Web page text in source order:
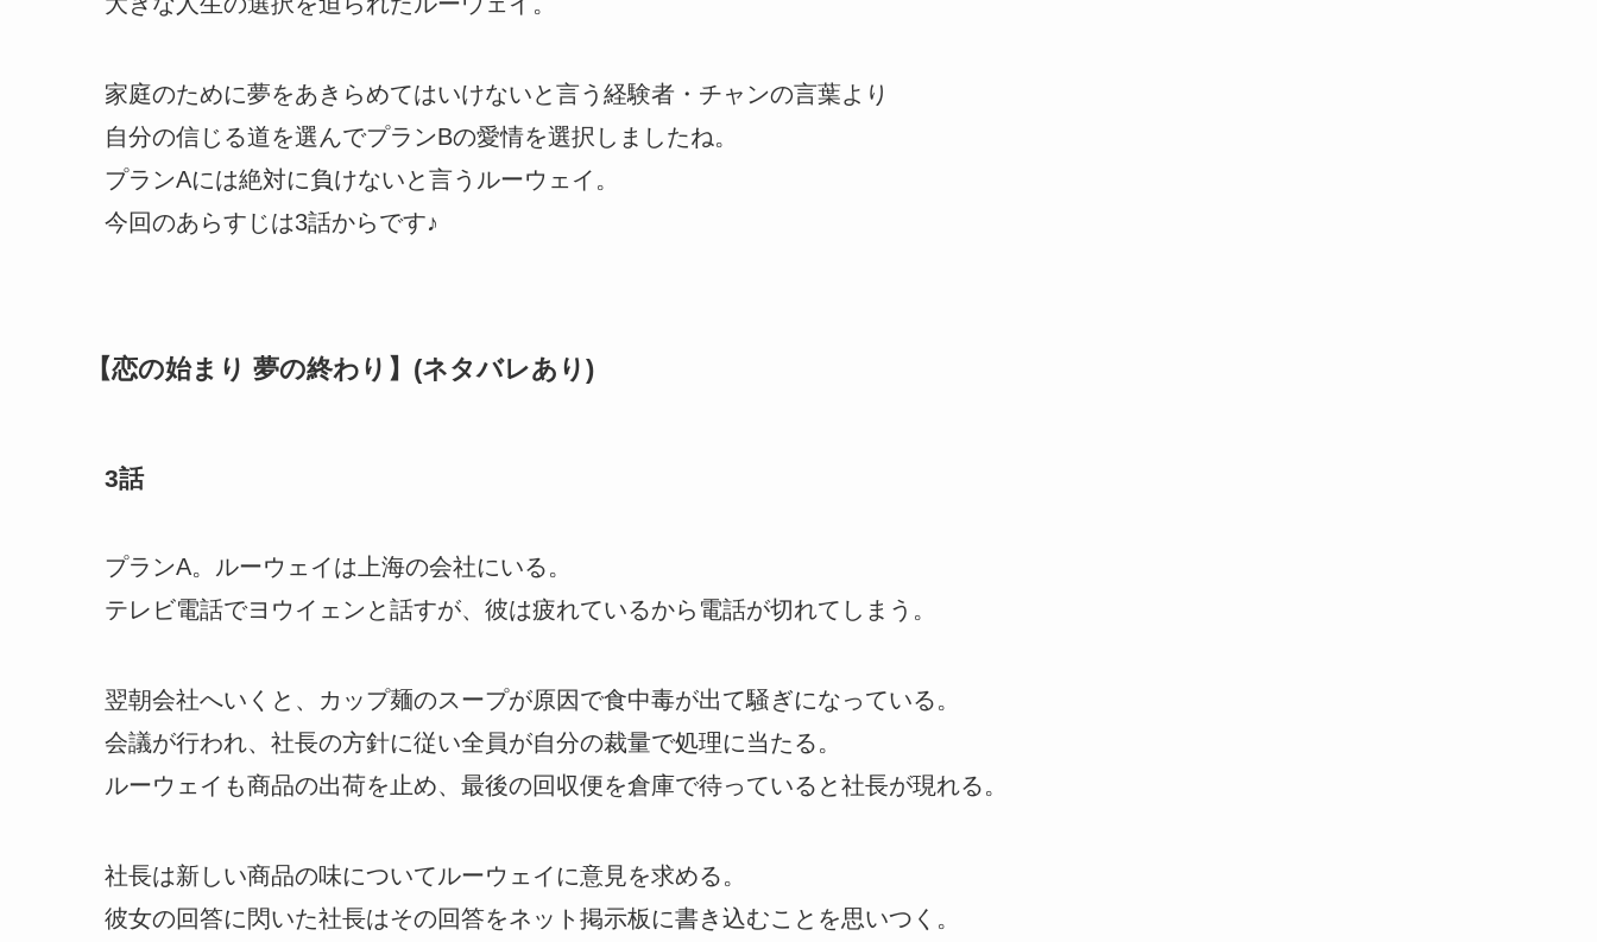
家庭のために夢をあきらめてはいけないと言う経験者・チャンの言葉より
自分の信じる道を選んでプランBの愛情を選択しましたね。
プランAには絶対に負けないと言うルーウェイ。
今回のあらすじは3話からです♪
【恋の始まり 夢の終わり】(ネタバレあり)
3話
プランA。ルーウェイは上海の会社にいる。
テレビ電話でヨウイェンと話すが、彼は疲れているから電話が切れてしまう。
翌朝会社へいくと、カップ麺のスープが原因で食中毒が出て騒ぎになっている。
会議が行われ、社長の方針に従い全員が自分の裁量で処理に当たる。
ルーウェイも商品の出荷を止め、最後の回収便を倉庫で待っていると社長が現れる。
社長は新しい商品の味についてルーウェイに意見を求める。
彼女の回答に閃いた社長はその回答をネット掲示板に書き込むことを思いつく。